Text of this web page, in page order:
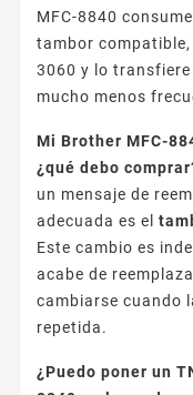
MFC-8840
tambor compatible,
3060 y lo
mucho menos
Mi Brother MFC-
¿qué debo
un mensaje de
adecuada es el
Este cambio es
acabe de
cambiarse cuando
repetida.
¿Puedo poner un